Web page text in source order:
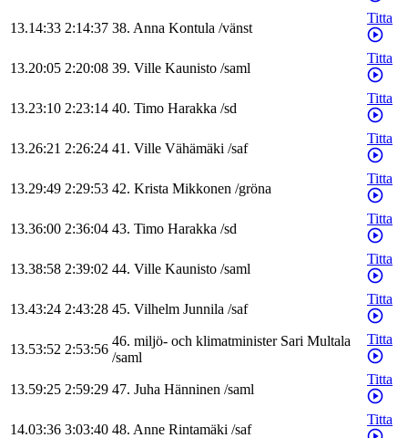
13.14:33 2:14:37 38. Anna Kontula /vänst
Titta
13.20:05 2:20:08 39. Ville Kaunisto /saml
Titta
13.23:10 2:23:14 40. Timo Harakka /sd
Titta
13.26:21 2:26:24 41. Ville Vähämäki /saf
Titta
13.29:49 2:29:53 42. Krista Mikkonen /gröna
Titta
13.36:00 2:36:04 43. Timo Harakka /sd
Titta
13.38:58 2:39:02 44. Ville Kaunisto /saml
Titta
13.43:24 2:43:28 45. Vilhelm Junnila /saf
Titta
13.53:52 2:53:56
46. miljö- och klimatminister Sari Multala
/saml
Titta
13.59:25 2:59:29 47. Juha Hänninen /saml
Titta
14.03:36 3:03:40 48. Anne Rintamäki /saf
Titta